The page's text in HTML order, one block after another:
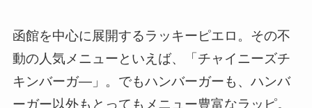
函館を中心に展開するラッキーピエロ。その不
動の人気メニューといえば、「チャイニーズチ
キンバーガ―」。でもハンバーガーも、ハンバ
ーガー以外もとってもメニュー豊富なラッピ。